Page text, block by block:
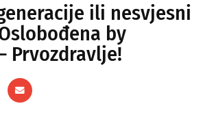
ili nesvjesni
by
Prvozdravlje!